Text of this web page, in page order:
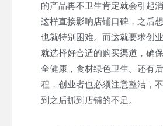
的产品再不卫生肯定就会引起
这样直接影响店铺口碑，之后
也就特别困难。而这就要求创
就选择好合适的购买渠道，确
全健康，食材绿色卫生。还有
程，创业者也必须注意整洁，
到之后抓到店铺的不足。